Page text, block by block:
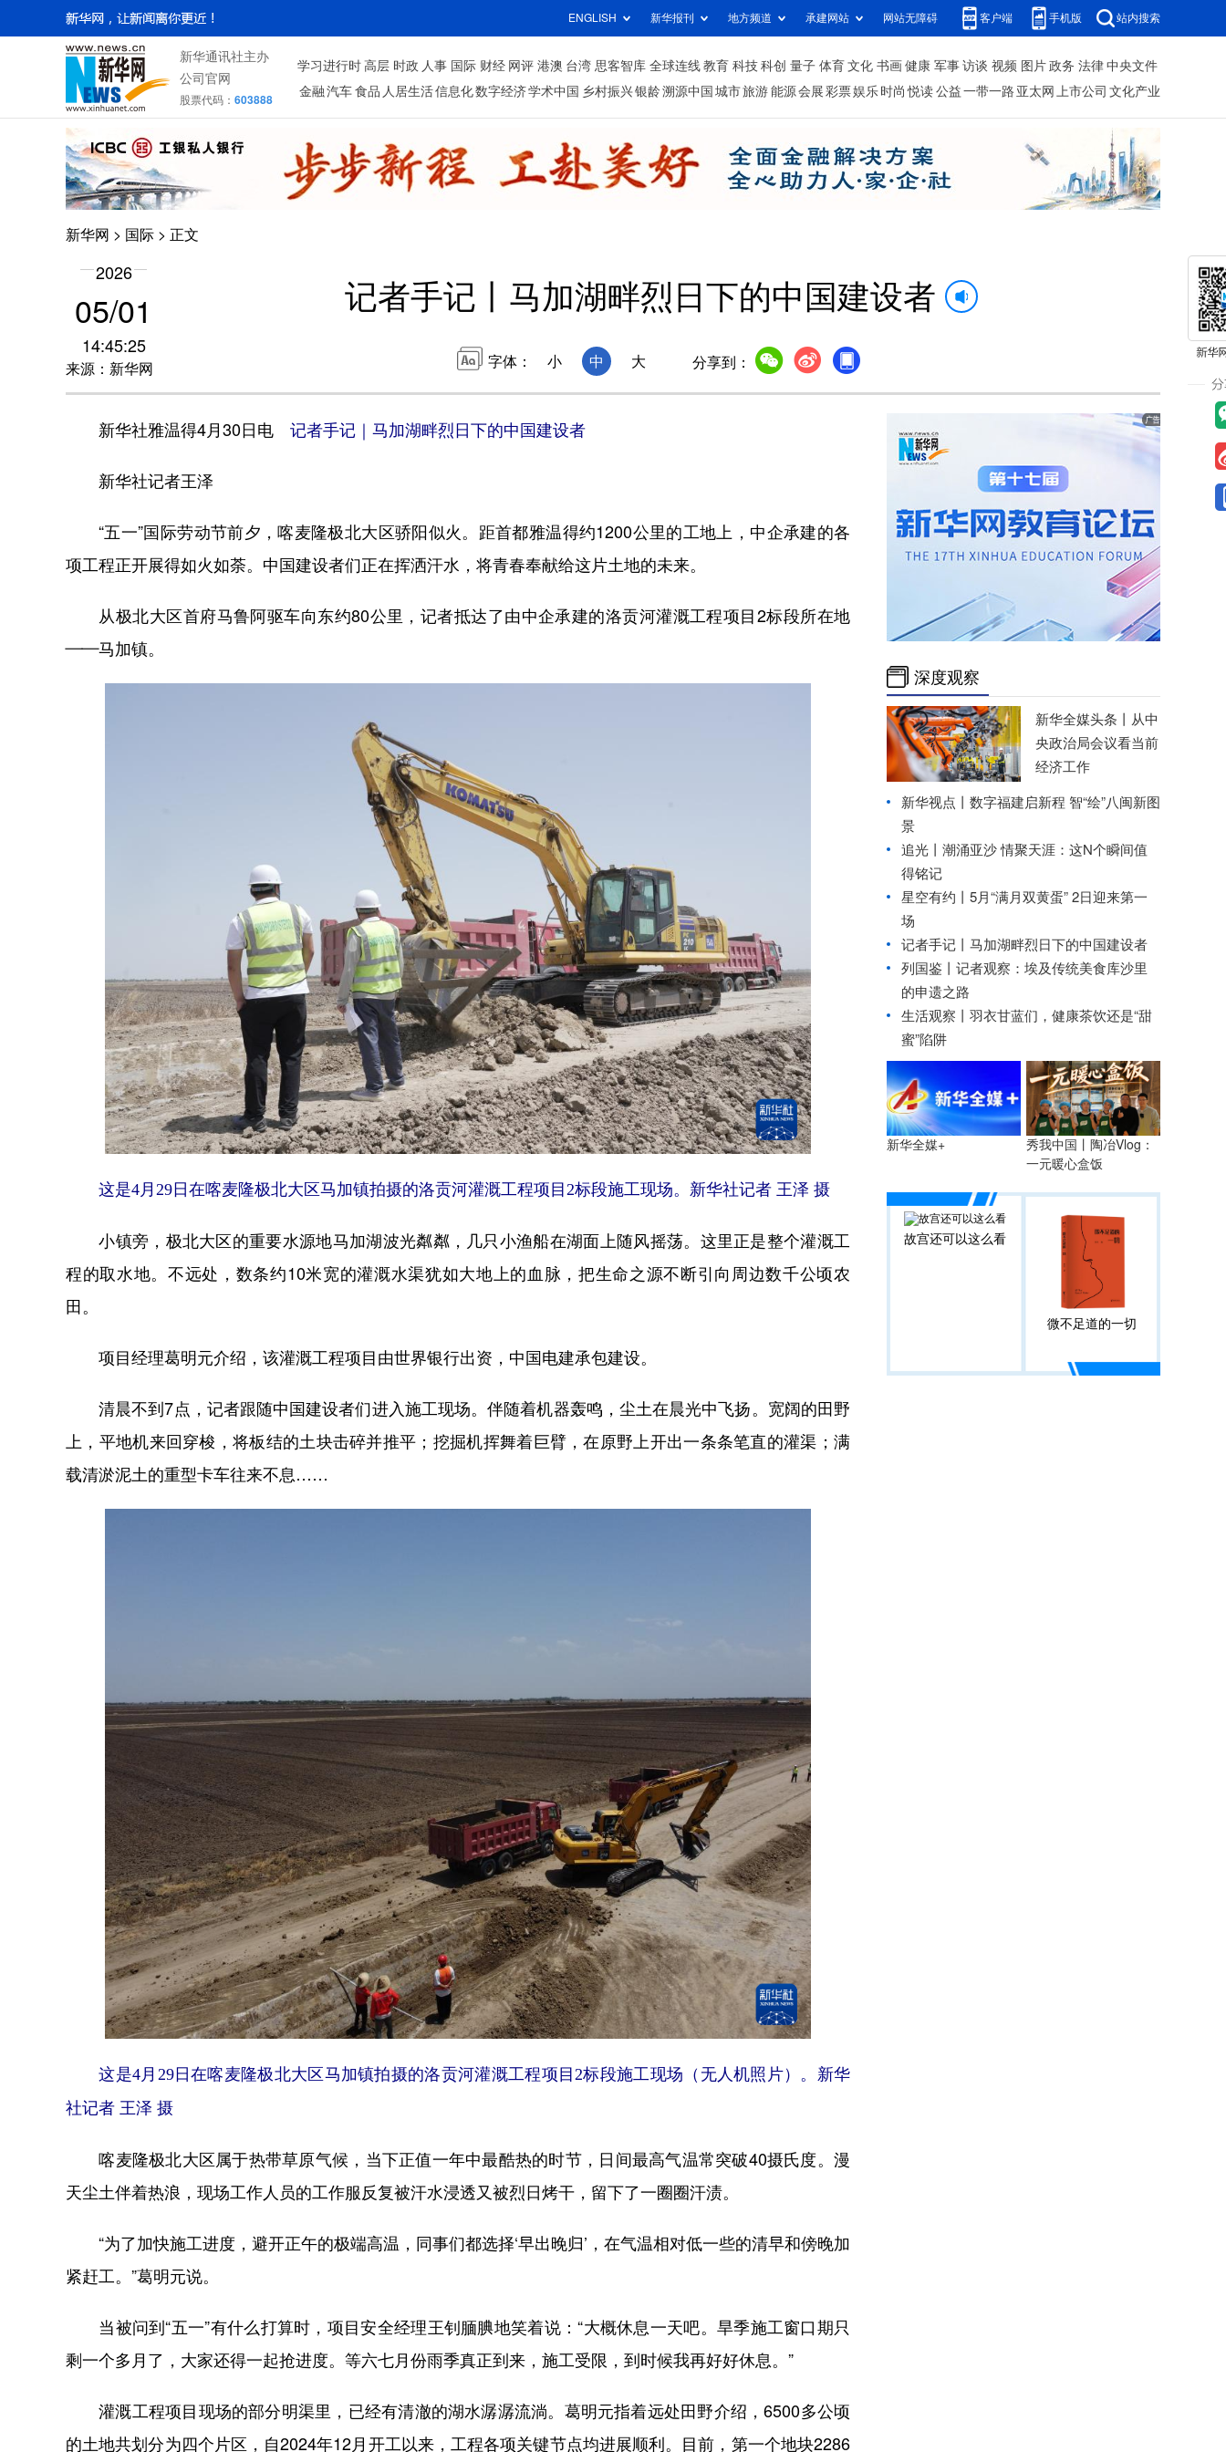
ENGLISH 新华报刊 地方频道 承建网站 网站无障碍 客户端 手机版 站内搜索
新华通讯社主办
公司官网
股票代码： 603888
学习进行时 高层 时政 人事 国际 财经 网评 港澳 台湾 思客智库 全球连线 教育 科技 科创 量子 体育 文化 书画 健康 军事 访谈 视频 图片 政务 法律 中央文件
金融 汽车 食品 人居生活信息化数字经济学术中国 乡村振兴银龄溯源中国 城市旅游 能源 会展 彩票娱乐 时尚 悦读 公益 一带一路 亚太网 上市公司 文化产业
新华网 > 国际 > 正文
2026
05/01
14:45:25
来源：新华网
记者手记丨马加湖畔烈日下的中国建设者
字体： 小 中 大 分享到：
新华社雅温得4月30日电 记者手记｜马加湖畔烈日下的中国建设者
新华社记者王泽
“五一”国际劳动节前夕，喀麦隆极北大区骄阳似火。距首都雅温得约1200公里的工地上，中企承建的各
项工程正开展得如火如荼。中国建设者们正在挥洒汗水，将青春奉献给这片土地的未来。
从极北大区首府马鲁阿驱车向东约80公里，记者抵达了由中企承建的洛贡河灌溉工程项目2标段所在地
——马加镇。
这是4月29日在喀麦隆极北大区马加镇拍摄的洛贡河灌溉工程项目2标段施工现场。新华社记者 王泽 摄
小镇旁，极北大区的重要水源地马加湖波光粼粼，几只小渔船在湖面上随风摇荡。这里正是整个灌溉工
程的取水地。不远处，数条约10米宽的灌溉水渠犹如大地上的血脉，把生命之源不断引向周边数千公顷农
田。
项目经理葛明元介绍，该灌溉工程项目由世界银行出资，中国电建承包建设。
清晨不到7点，记者跟随中国建设者们进入施工现场。伴随着机器轰鸣，尘土在晨光中飞扬。宽阔的田野
上，平地机来回穿梭，将板结的土块击碎并推平；挖掘机挥舞着巨臂，在原野上开出一条条笔直的灌渠；满
载清淤泥土的重型卡车往来不息……
这是4月29日在喀麦隆极北大区马加镇拍摄的洛贡河灌溉工程项目2标段施工现场（无人机照片）。新华
社记者 王泽 摄
喀麦隆极北大区属于热带草原气候，当下正值一年中最酷热的时节，日间最高气温常突破40摄氏度。漫
天尘土伴着热浪，现场工作人员的工作服反复被汗水浸透又被烈日烤干，留下了一圈圈汗渍。
“为了加快施工进度，避开正午的极端高温，同事们都选择‘早出晚归’，在气温相对低一些的清早和傍晚加
紧赶工。”葛明元说。
当被问到“五一”有什么打算时，项目安全经理王钊腼腆地笑着说：“大概休息一天吧。旱季施工窗口期只
剩一个多月了，大家还得一起抢进度。等六七月份雨季真正到来，施工受限，到时候我再好好休息。”
灌溉工程项目现场的部分明渠里，已经有清澈的湖水潺潺流淌。葛明元指着远处田野介绍，6500多公顷
的土地共划分为四个片区，自2024年12月开工以来，工程各项关键节点均进展顺利。目前，第一个地块2286
深度观察
新华全媒头条丨
从中
央政治局会议看当前
经济工作
新华视点丨 数字福建启新程 智“绘”八闽新图
景
追光丨 潮涌亚沙 情聚天涯：这N个瞬间值
得铭记
星空有约丨5月“满月双黄蛋” 2日迎来第一
场
记者手记丨马加湖畔烈日下的中国建设者
列国鉴丨记者观察：埃及传统美食库沙里
的申遗之路
生活观察丨羽衣甘蓝们，健康茶饮还是“甜
蜜”陷阱
新华全媒+
秀我中国丨陶冶Vlog：
一元暖心盒饭
故宫还可以这么看
微不足道的一切